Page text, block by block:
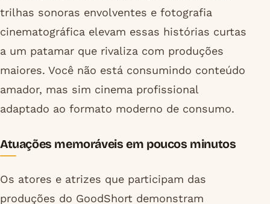
trilhas sonoras envolventes e fotografia
cinematográfica elevam essas histórias curtas
a um patamar que rivaliza com produções
maiores. Você não está consumindo conteúdo
amador, mas sim cinema profissional
adaptado ao formato moderno de consumo.
Atuações memoráveis em poucos minutos
Os atores e atrizes que participam das
produções do GoodShort demonstram